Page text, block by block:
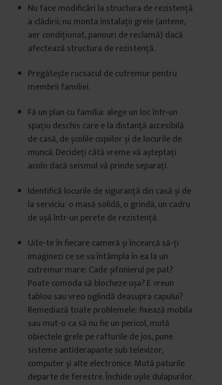
Nu face modificări la structura de rezistență
a clădirii; nu monta instalații grele (antene,
aer condiționat, panouri de reclamă) dacă
afectează structura de rezistență.
Pregătește rucsacul de cutremur pentru
membrii familiei.
Fă un plan cu familia: alege un loc într-un
spațiu deschis care e la distanță accesibilă
de casă, de școlile copiilor și de locurile de
muncă. Decideți câtă vreme vă așteptați
acolo dacă seismul vă prinde separați.
Identifică locurile de siguranță din casă și de
la serviciu: o masă solidă, o grindă, un cadru
de ușă într-un perete de rezistență.
Uite-te în fiecare cameră și încearcă să-ți
imaginezi ce se va întâmpla în ea la un
cutremur mare: Cade șifonierul pe pat?
Poate comoda să blocheze ușa? E vreun
tablou sau vreo oglindă deasupra capului?
Remediază toate problemele: fixează mobila
sau mut-o ca să nu fie un pericol, mută
obiectele grele pe rafturile de jos, pune
sisteme antiderapante sub televizor,
computer și alte electronice. Mută paturile
departe de ferestre. Închide ușile dulapurilor.